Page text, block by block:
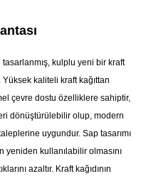
kulplu yeni bir kraft
Yüksek kaliteli kraft kağıttan
çevre dostu özelliklere sahiptir,
dönüştürülebilir olup, modern
uygundur. Sap tasarımı
yeniden kullanılabilir olmasını
azaltır. Kraft kağıdının